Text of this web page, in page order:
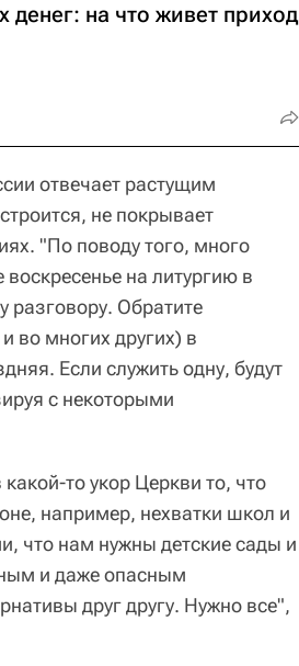
денег: на что живет приход
отвечает растущим
не покрывает
"По поводу того, много
на литургию в
Обратите
во многих других) в
Если служить одну, будут
с некоторыми
то укор Церкви то, что
например, нехватки школ и
что нам нужны детские сады и
и даже опасным
друг другу. Нужно все",